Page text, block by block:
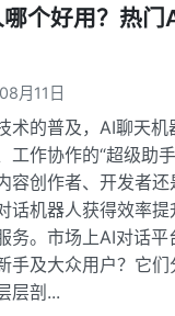
个好用？热门
月11日
术的普及，AI聊天机
工作协作的“超级助
容创作者、开发者
话机器人获得效率
务。市场上AI对话平
手及大众用户？它们
层剖...